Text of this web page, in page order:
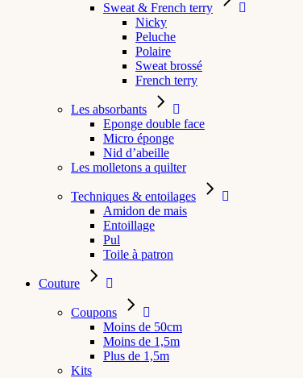
Sweat & French terry
Nicky
Peluche
Polaire
Sweat brossé
French terry
Les absorbants
Eponge double face
Micro éponge
Nid d’abeille
Les molletons a quilter
Techniques & entoilages
Amidon de mais
Entoillage
Pul
Toile à patron
Couture
Coupons
Moins de 50cm
Moins de 1,5m
Plus de 1,5m
Kits